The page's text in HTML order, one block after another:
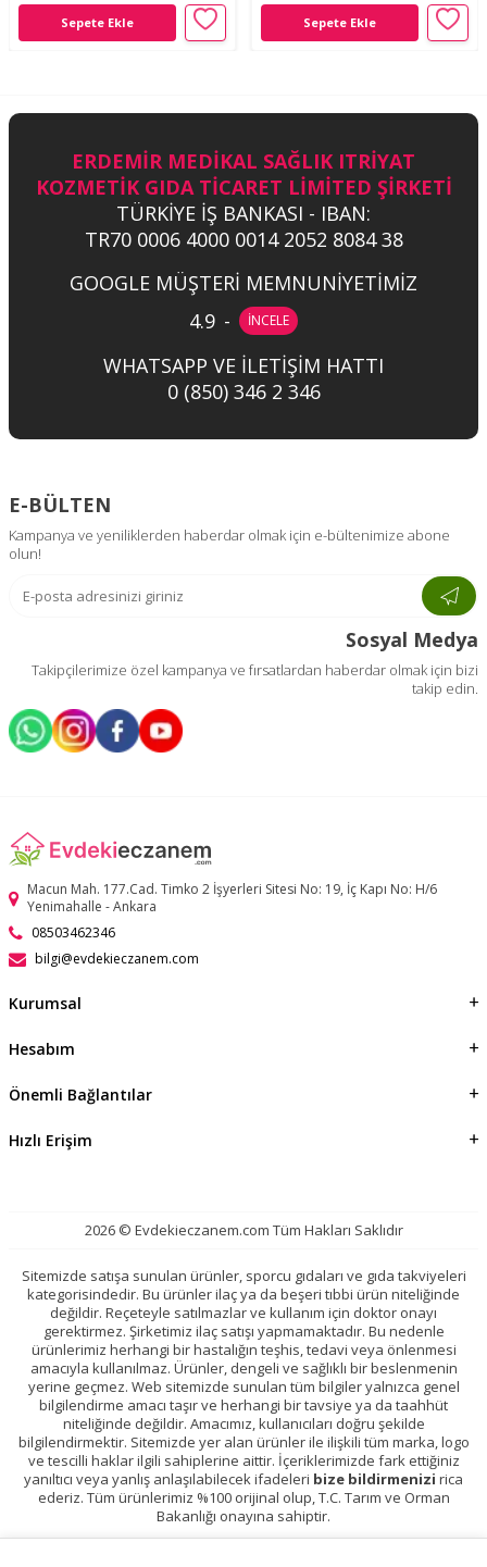
Sepete Ekle Sepete Ekle
ERDEMİR MEDİKAL SAĞLIK ITRİYAT
KOZMETİK GIDA TİCARET LİMİTED ŞİRKETİ
TÜRKİYE İŞ BANKASI - IBAN:
TR70 0006 4000 0014 2052 8084 38
GOOGLE MÜŞTERİ MEMNUNİYETİMİZ
4.9 - İNCELE
WHATSAPP VE İLETİŞİM HATTI
0 (850) 346 2 346
E-BÜLTEN
Kampanya ve yeniliklerden haberdar olmak için e-bültenimize abone
olun!
Sosyal Medya
Takipçilerimize özel kampanya ve fırsatlardan haberdar olmak için bizi
takip edin.
Macun Mah. 177.Cad. Timko 2 İşyerleri Sitesi No: 19, İç Kapı No: H/6
Yenimahalle - Ankara
08503462346
bilgi@evdekieczanem.com
Kurumsal
Hesabım
Önemli Bağlantılar
Hızlı Erişim
2026 © Evdekieczanem.com Tüm Hakları Saklıdır
Sitemizde satışa sunulan ürünler, sporcu gıdaları ve gıda takviyeleri
kategorisindedir. Bu ürünler ilaç ya da beşeri tıbbi ürün niteliğinde
değildir. Reçeteyle satılmazlar ve kullanım için doktor onayı
gerektirmez. Şirketimiz ilaç satışı yapmamaktadır. Bu nedenle
ürünlerimiz herhangi bir hastalığın teşhis, tedavi veya önlenmesi
amacıyla kullanılmaz. Ürünler, dengeli ve sağlıklı bir beslenmenin
yerine geçmez. Web sitemizde sunulan tüm bilgiler yalnızca genel
bilgilendirme amacı taşır ve herhangi bir tavsiye ya da taahhüt
niteliğinde değildir. Amacımız, kullanıcıları doğru şekilde
bilgilendirmektir. Sitemizde yer alan ürünler ile ilişkili tüm marka, logo
ve tescilli haklar ilgili sahiplerine aittir. İçeriklerimizde fark ettiğiniz
yanıltıcı veya yanlış anlaşılabilecek ifadeleri bize bildirmenizi rica
ederiz. Tüm ürünlerimiz %100 orijinal olup, T.C. Tarım ve Orman
Bakanlığı onayına sahiptir.